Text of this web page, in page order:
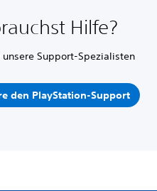
Hilfe?
unsere Support-Spezialisten
den PlayStation-Support